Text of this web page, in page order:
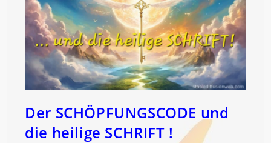
Der SCHÖPFUNGSCODE und
die heilige SCHRIFT !